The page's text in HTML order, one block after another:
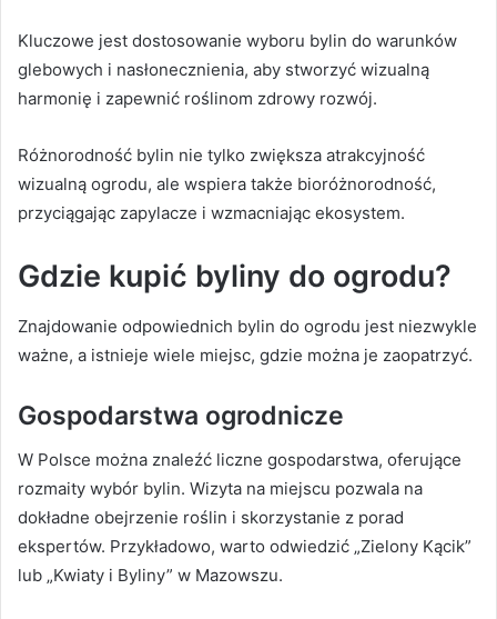
Kluczowe jest dostosowanie wyboru bylin do warunków
glebowych i nasłonecznienia, aby stworzyć wizualną
harmonię i zapewnić roślinom zdrowy rozwój.
Różnorodność bylin nie tylko zwiększa atrakcyjność
wizualną ogrodu, ale wspiera także bioróżnorodność,
przyciągając zapylacze i wzmacniając ekosystem.
Gdzie kupić byliny do ogrodu?
Znajdowanie odpowiednich bylin do ogrodu jest niezwykle
ważne, a istnieje wiele miejsc, gdzie można je zaopatrzyć.
Gospodarstwa ogrodnicze
W Polsce można znaleźć liczne gospodarstwa, oferujące
rozmaity wybór bylin. Wizyta na miejscu pozwala na
dokładne obejrzenie roślin i skorzystanie z porad
ekspertów. Przykładowo, warto odwiedzić „Zielony Kącik”
lub „Kwiaty i Byliny” w Mazowszu.